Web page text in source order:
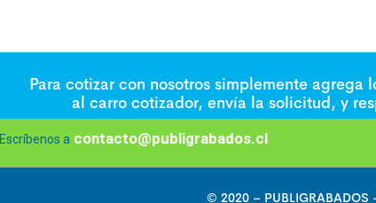
Para cotizar con nosotros simplemente
al carro cotizador, envía la solicitud, y
Escríbenos a contacto@publigrabados.cl
© 2020 – PUBLIGRABADOS